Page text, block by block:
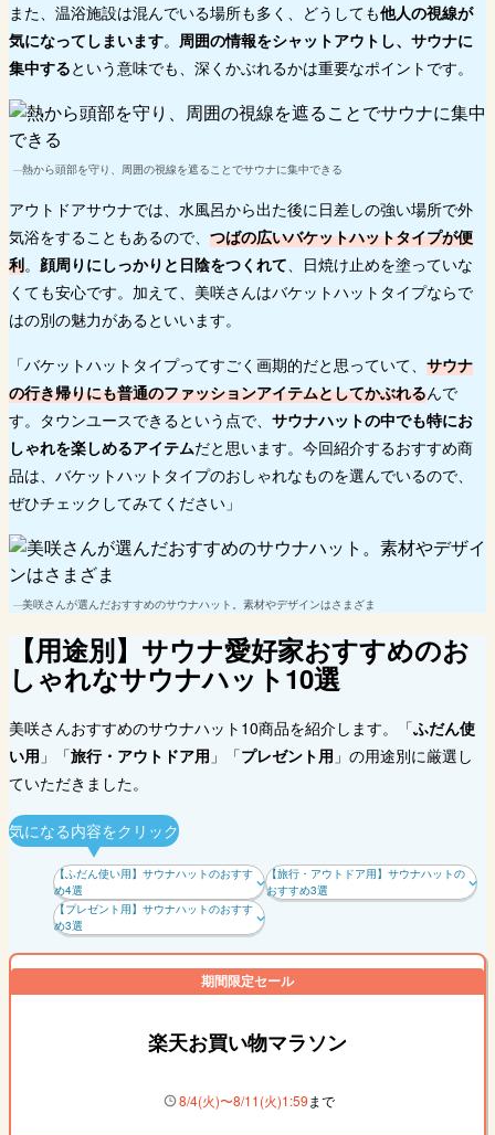
また、温浴施設は混んでいる場所も多く、どうしても他人の視線が
気になってしまいます。 周囲の情報をシャットアウトし、サウナに
集中するという意味でも、深くかぶれるかは重要なポイントです。
熱から頭部を守り、周囲の視線を遮ることでサウナに集中できる
アウトドアサウナでは、水風呂から出た後に日差しの強い場所で外
気浴をすることもあるので、 つばの広いバケットハットタイプが便
利。 顔周りにしっかりと日陰をつくれて、日焼け止めを塗っていな
くても安心です。加えて、美咲さんはバケットハットタイプならで
はの別の魅力があるといいます。
「バケットハットタイプってすごく画期的だと思っていて、 サウナ
の行き帰りにも普通のファッションアイテムとしてかぶれるんで
す。タウンユースできるという点で、 サウナハットの中でも特にお
しゃれを楽しめるアイテムだと思います。今回紹介するおすすめ商
品は、バケットハットタイプのおしゃれなものを選んでいるので、
ぜひチェックしてみてください」
美咲さんが選んだおすすめのサウナハット。素材やデザインはさまざま
【用途別】サウナ愛好家おすすめのお
しゃれなサウナハット10選
美咲さんおすすめのサウナハット10商品を紹介します。「ふだん使
い用 」「旅行・アウトドア用 」「プレゼント用 」の用途別に厳選し
ていただきました。
気になる内容をクリック
【ふだん使い用】サウナハットのおすす
め4選
【旅行・アウトドア用】サウナハットの
おすすめ3選
【プレゼント用】サウナハットのおすす
め3選
期間限定セール
楽天お買い物マラソン
8/4(火)〜8/11(火)1:59まで